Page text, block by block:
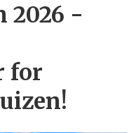
2026 -
for